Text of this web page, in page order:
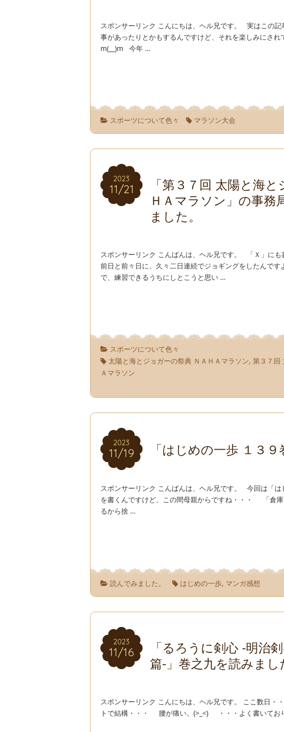
スポンサーリンク こんにちは、ヘル兄です。 実はこの
事があったりとかもするんですけど、それを楽しみにされ
m(__)m 今年 …
スポーツについて色々 マラソン大会
2023
11/21
2023
11/21
「第３７回 太陽と海
ＨＡマラソン」の事務
ました。
スポンサーリンク こんばんは、ヘル兄です。 「Ｘ」にも
前日と前々日に、久々二日連続でジョギングをしたんで
で、練習できるうちにしとこうと思い …
スポーツについて色々
太陽と海とジョガーの祭典 ＮＡＨＡマラソン,第３７回
Ａマラソン
2023
11/19
2023
11/19 「はじめの一歩 １３９
スポンサーリンク こんばんは、ヘル兄です。 今回は「
を書くんですけど、この間母親からですね・・・ 「倉
るから捨 …
読んでみました。 はじめの一歩, マンガ感想
2023
11/16
2023
11/16
「るろうに剣心 -明治
篇-」巻之九を読みまし
スポンサーリンク こんにちは、ヘル兄です。 ここ数日・
トで結構・・・ 腰が痛い。(>_<) ・・・よく書いてお